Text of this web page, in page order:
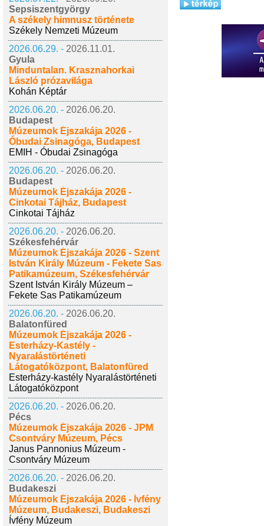
Sepsiszentgyörgy
A székely himnusz története
Székely Nemzeti Múzeum
2026.06.29. - 2026.11.01.
Gyula
Minduntalan. Krasznahorkai
László prózavilága
Kohán Képtár
2026.06.20. - 2026.06.20.
Budapest
Múzeumok Éjszakája 2026 -
Óbudai Zsinagóga, Budapest
EMIH - Óbudai Zsinagóga
2026.06.20. - 2026.06.20.
Budapest
Múzeumok Éjszakája 2026 -
Cinkotai Tájház, Budapest
Cinkotai Tájház
2026.06.20. - 2026.06.20.
Székesfehérvár
Múzeumok Éjszakája 2026 - Szent
István Király Múzeum - Fekete Sas
Patikamúzeum, Székesfehérvár
Szent István Király Múzeum –
Fekete Sas Patikamúzeum
2026.06.20. - 2026.06.20.
Balatonfüred
Múzeumok Éjszakája 2026 -
Esterházy-Kastély -
Nyaralástörténeti
Látogatóközpont, Balatonfüred
Esterházy-kastély Nyaralástörténeti
Látogatóközpont
2026.06.20. - 2026.06.20.
Pécs
Múzeumok Éjszakája 2026 - JPM
Csontváry Múzeum, Pécs
Janus Pannonius Múzeum -
Csontváry Múzeum
2026.06.20. - 2026.06.20.
Budakeszi
Múzeumok Éjszakája 2026 - Ívfény
Múzeum, Budakeszi, Budakeszi
Ívfény Múzeum